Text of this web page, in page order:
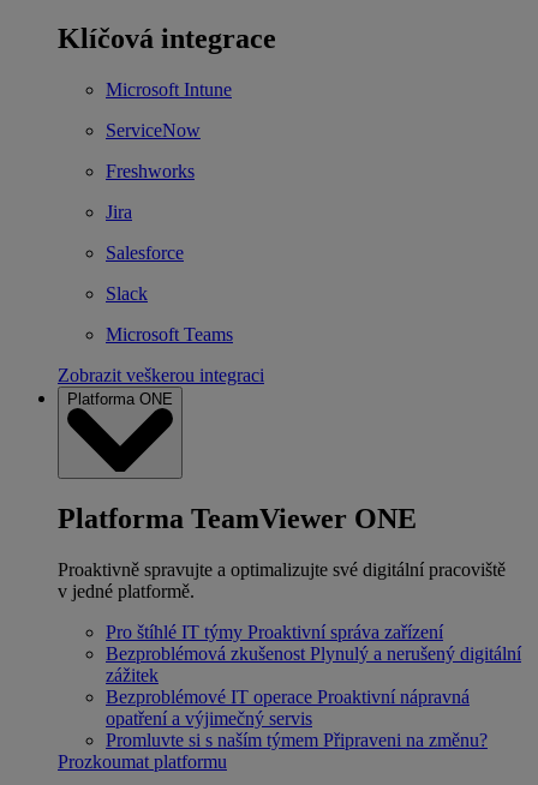
Klíčová integrace
Microsoft Intune
ServiceNow
Freshworks
Jira
Salesforce
Slack
Microsoft Teams
Zobrazit veškerou integraci
Platforma ONE
Platforma TeamViewer ONE
Proaktivně spravujte a optimalizujte své digitální pracoviště
v jedné platformě.
Pro štíhlé IT týmy Proaktivní správa zařízení
Bezproblémová zkušenost Plynulý a nerušený digitální
zážitek
Bezproblémové IT operace Proaktivní nápravná
opatření a výjimečný servis
Promluvte si s naším týmem Připraveni na změnu?
Prozkoumat platformu